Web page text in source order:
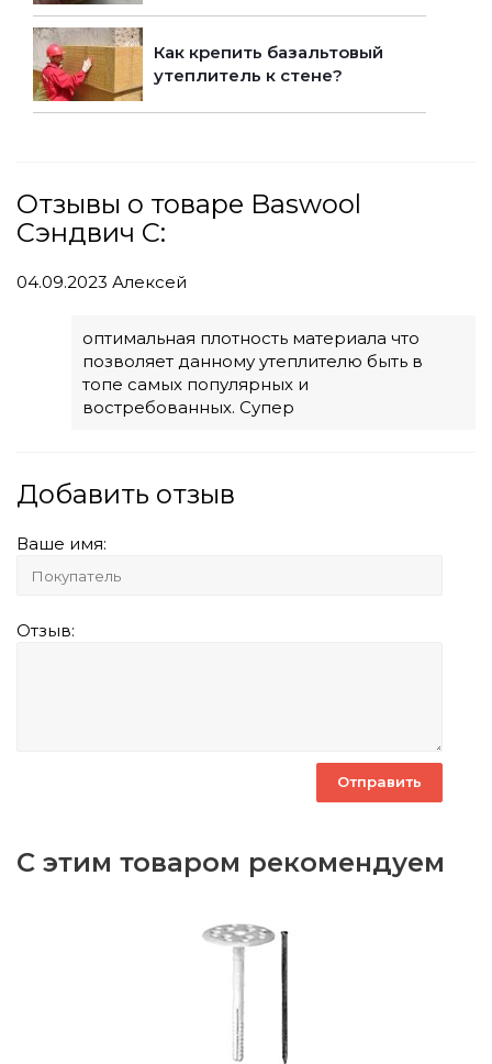
Как крепить базальтовый
утеплитель к стене?
Отзывы о товаре Baswool
Сэндвич С:
04.09.2023 Алексей
оптимальная плотность материала что
позволяет данному утеплителю быть в
топе самых популярных и
востребованных. Супер
Добавить отзыв
Ваше имя:
Отзыв:
С этим товаром рекомендуем